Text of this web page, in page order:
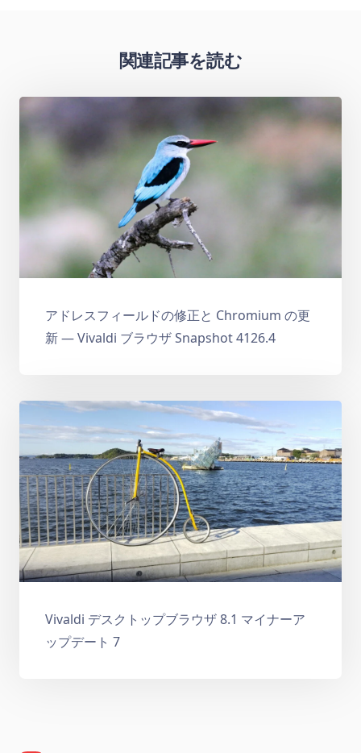
関連記事を読む
アドレスフィールドの修正と Chromium の更
新 — Vivaldi ブラウザ Snapshot 4126.4
Vivaldi デスクトップブラウザ 8.1 マイナーア
ップデート 7